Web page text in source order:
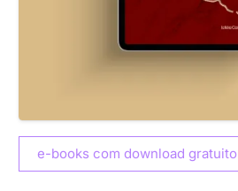
e-books com download gratuito